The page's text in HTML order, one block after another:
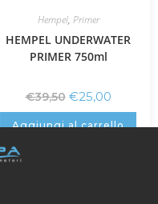
Hempel, Primer
HEMPEL UNDERWATER
PRIMER 750ml
€39,50 €25,00
Aggiungi al carrello